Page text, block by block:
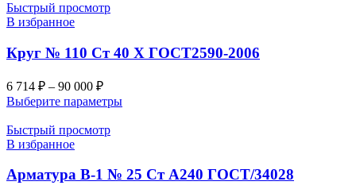
Быстрый просмотр
В избранное
Круг № 110 Ст 40 Х ГОСТ2590-2006
6 714 ₽ – 90 000 ₽
Выберите параметры
Быстрый просмотр
В избранное
Арматура В-1 № 25 Ст А240 ГОСТ/34028